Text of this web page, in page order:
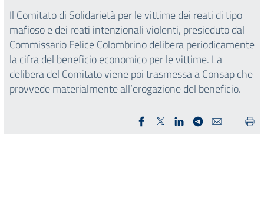
Il Comitato di Solidarietà per le vittime dei reati di tipo
mafioso e dei reati intenzionali violenti, presieduto dal
Commissario Felice Colombrino delibera periodicamente
la cifra del beneficio economico per le vittime. La
delibera del Comitato viene poi trasmessa a Consap che
provvede materialmente all’erogazione del beneficio.